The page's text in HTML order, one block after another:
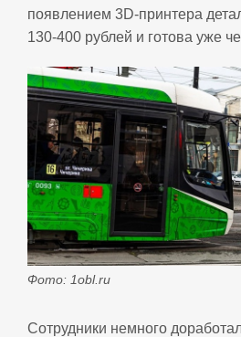
появлением 3D‑принтера
130‑400 рублей и готова уже
Фото: 1obl.ru
Сотрудники немного